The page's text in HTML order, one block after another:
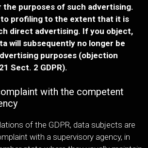
the purposes of such advertising.
to profiling to the extent that it is
direct advertising. If you object,
will subsequently no longer be
purposes (objection
Sect. 2 GDPR).
with the competent
of the GDPR, data subjects are
with a supervisory agency, in